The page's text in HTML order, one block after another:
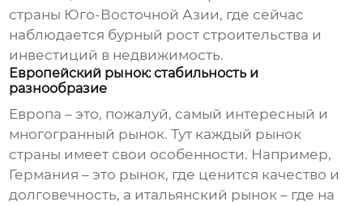
страны Юго-Восточной Азии, где сейчас
наблюдается бурный рост строительства и
инвестиций в недвижимость.
Европейский рынок: стабильность и
разнообразие
Европа – это, пожалуй, самый интересный и
многогранный рынок. Тут каждый рынок
страны имеет свои особенности. Например,
Германия – это рынок, где ценится качество и
долговечность, а итальянский рынок – где на